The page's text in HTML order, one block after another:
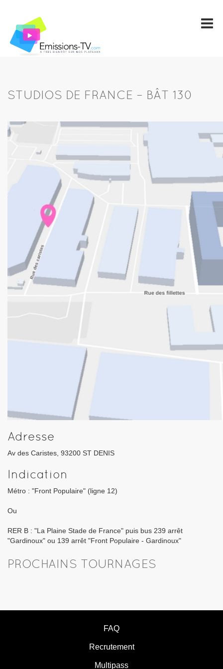
STUDIOS DE FRANCE – BÂT 130
Adresse
Av des Caristes, 93200 ST DENIS
Indication
Métro : "Front Populaire" (ligne 12)
Ou
RER B : "La Plaine Stade de France" puis bus 239 arrêt
"Gardinoux" ou 139 arrêt "Front Populaire - Gardinoux"
PROCHAINS TOURNAGES
FAQ
Recrutement
Multipass